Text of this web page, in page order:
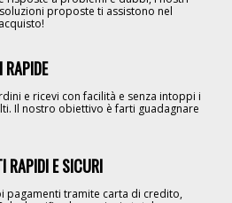
proposte ti assistono nel
RAPIDE
e ricevi con facilità e senza intoppi i
Il nostro obiettivo è farti guadagnare
RAPIDI E SICURI
pagamenti tramite carta di credito,